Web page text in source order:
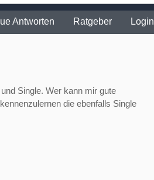
Antworten Ratgeber Login
Single. Wer kann mir gute
die ebenfalls Single